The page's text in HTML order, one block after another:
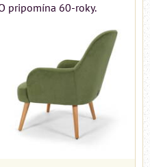
pripomína 60-roky.